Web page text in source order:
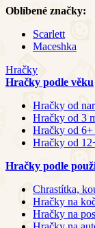
Oblíbené značky:
Scarlett
Maceshka
Hračky
Hračky podle věku
Hračky od
Hračky od 3
Hračky od 6+
Hračky od
Hračky podle
Chrastítka,
Hračky na
Hračky na